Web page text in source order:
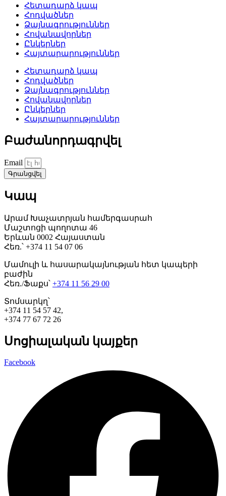
Հետադարձ կապ
Հոդվածներ
Ձայնագրություններ
Հովանավորներ
Ընկերներ
Հայտարարություններ
Հետադարձ կապ
Հոդվածներ
Ձայնագրություններ
Հովանավորներ
Ընկերներ
Հայտարարություններ
Բաժանորդագրվել
Email
Գրանցվել
Կապ
Արամ Խաչատրյան համերգասրահ
Մաշտոցի պողոտա 46
Երևան 0002 Հայաստան
Հեռ.՝ +374 11 54 07 06
Մամուլի և հասարակայնության հետ կապերի
բաժին
Հեռ./Ֆաքս՝ +374 11 56 29 00
Տոմսարկղ՝
+374 11 54 57 42,
+374 77 67 72 26
Սոցիալական կայքեր
Facebook